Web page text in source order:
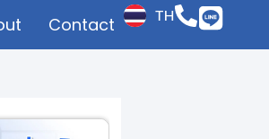
Contact TH
JP